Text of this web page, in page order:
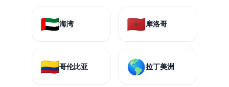
🇦🇪海湾 🇲🇦摩洛哥
🇨🇴哥伦比亚 🌎拉丁美洲